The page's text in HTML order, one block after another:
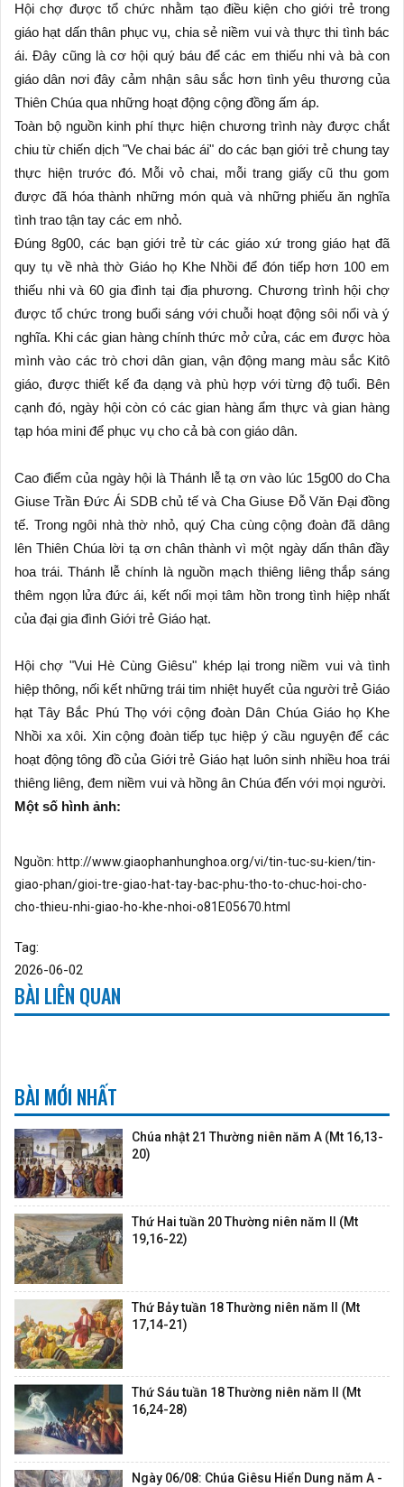
Hội chợ được tổ chức nhằm tạo điều kiện cho giới trẻ trong
giáo hạt dấn thân phục vụ, chia sẻ niềm vui và thực thi tình bác
ái. Đây cũng là cơ hội quý báu để các em thiếu nhi và bà con
giáo dân nơi đây cảm nhận sâu sắc hơn tình yêu thương của
Thiên Chúa qua những hoạt động cộng đồng ấm áp.
Toàn bộ nguồn kinh phí thực hiện chương trình này được chắt
chiu từ chiến dịch "Ve chai bác ái" do các bạn giới trẻ chung tay
thực hiện trước đó. Mỗi vỏ chai, mỗi trang giấy cũ thu gom
được đã hóa thành những món quà và những phiếu ăn nghĩa
tình trao tận tay các em nhỏ.
Đúng 8g00, các bạn giới trẻ từ các giáo xứ trong giáo hạt đã
quy tụ về nhà thờ Giáo họ Khe Nhồi để đón tiếp hơn 100 em
thiếu nhi và 60 gia đình tại địa phương. Chương trình hội chợ
được tổ chức trong buổi sáng với chuỗi hoạt động sôi nổi và ý
nghĩa. Khi các gian hàng chính thức mở cửa, các em được hòa
mình vào các trò chơi dân gian, vận động mang màu sắc Kitô
giáo, được thiết kế đa dạng và phù hợp với từng độ tuổi. Bên
cạnh đó, ngày hội còn có các gian hàng ẩm thực và gian hàng
tạp hóa mini để phục vụ cho cả bà con giáo dân.
Cao điểm của ngày hội là Thánh lễ tạ ơn vào lúc 15g00 do Cha
Giuse Trần Đức Ái SDB chủ tế và Cha Giuse Đỗ Văn Đại đồng
tế. Trong ngôi nhà thờ nhỏ, quý Cha cùng cộng đoàn đã dâng
lên Thiên Chúa lời tạ ơn chân thành vì một ngày dấn thân đầy
hoa trái. Thánh lễ chính là nguồn mạch thiêng liêng thắp sáng
thêm ngọn lửa đức ái, kết nối mọi tâm hồn trong tình hiệp nhất
của đại gia đình Giới trẻ Giáo hạt.
Hội chợ "Vui Hè Cùng Giêsu" khép lại trong niềm vui và tình
hiệp thông, nối kết những trái tim nhiệt huyết của người trẻ Giáo
hạt Tây Bắc Phú Thọ với cộng đoàn Dân Chúa Giáo họ Khe
Nhồi xa xôi. Xin cộng đoàn tiếp tục hiệp ý cầu nguyện để các
hoạt động tông đồ của Giới trẻ Giáo hạt luôn sinh nhiều hoa trái
thiêng liêng, đem niềm vui và hồng ân Chúa đến với mọi người.
Một số hình ảnh:
Nguồn: http://www.giaophanhunghoa.org/vi/tin-tuc-su-kien/tin-
giao-phan/gioi-tre-giao-hat-tay-bac-phu-tho-to-chuc-hoi-cho-
cho-thieu-nhi-giao-ho-khe-nhoi-o81E05670.html
Tag:
2026-06-02
BÀI LIÊN QUAN
BÀI MỚI NHẤT
Chúa nhật 21 Thường niên năm A (Mt 16,13-
20)
Thứ Hai tuần 20 Thường niên năm II (Mt
19,16-22)
Thứ Bảy tuần 18 Thường niên năm II (Mt
17,14-21)
Thứ Sáu tuần 18 Thường niên năm II (Mt
16,24-28)
Ngày 06/08: Chúa Giêsu Hiển Dung năm A -